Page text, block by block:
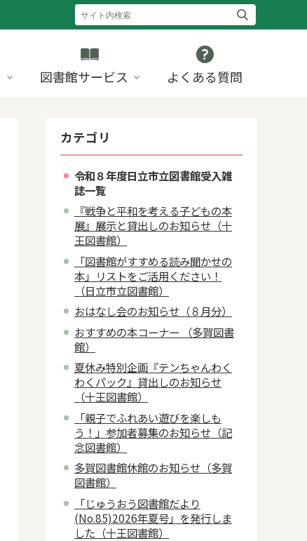
図書館サービス よくある質問
カテゴリ
令和８年度日立市立図書館受入雑
誌一覧
『戦争と平和を考える子どもの本
展』展示と貸出しのお知らせ（十
王図書館）
「図書館がすすめる読み聞かせの
本」リストをご活用ください！
（日立市立図書館）
おはなし会のお知らせ（８月分）
おすすめの本コーナー （多賀図書
館）
夏休み特別企画『テンちゃんわく
わくパック』貸出しのお知らせ
（十王図書館）
「親子でふれあい遊びを楽しも
う！」参加者募集のお知らせ（記
念図書館）
多賀図書館休館のお知らせ（多賀
図書館）
「じゅうおう図書館だより
(No.85)2026年夏号」を発行しま
した（十王図書館）